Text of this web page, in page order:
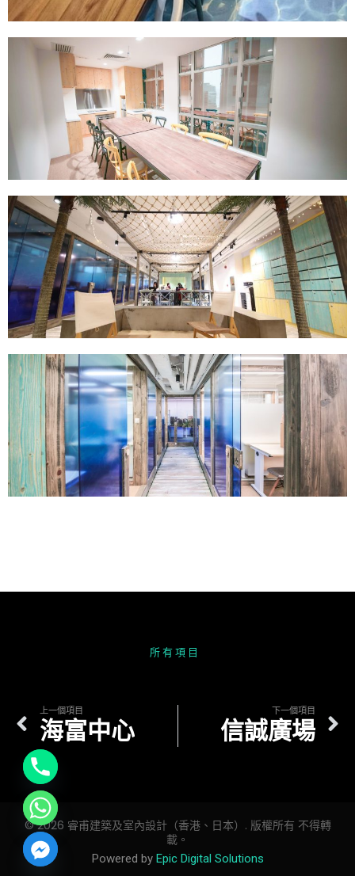
所 有 項 目
上一個項目
海富中心
下一個項目
信誠廣場
© 2026 睿甫建築及室內設計（香港、日本）. 版權所有 不得轉
載。
Powered by Epic Digital Solutions